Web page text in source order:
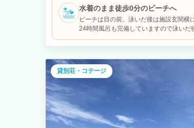
水着のまま徒歩0分のビーチへ
ビーチは目の前。泳いだ後は施設玄関横
24時間風呂も完備していますので泳い
しますが施設前のエリアはライフセーバ
貸別荘・コテージ